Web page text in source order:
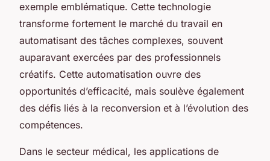
exemple emblématique. Cette technologie
transforme fortement le marché du travail en
automatisant des tâches complexes, souvent
auparavant exercées par des professionnels
créatifs. Cette automatisation ouvre des
opportunités d’efficacité, mais soulève également
des défis liés à la reconversion et à l’évolution des
compétences.
Dans le secteur médical, les applications de